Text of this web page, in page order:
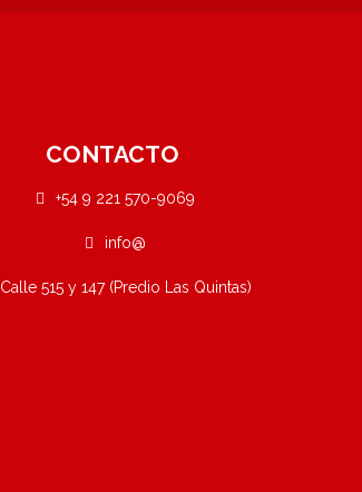
CONTACTO
+54 9 221 570-9069
info@
Calle 515 y 147 (Predio Las Quintas)